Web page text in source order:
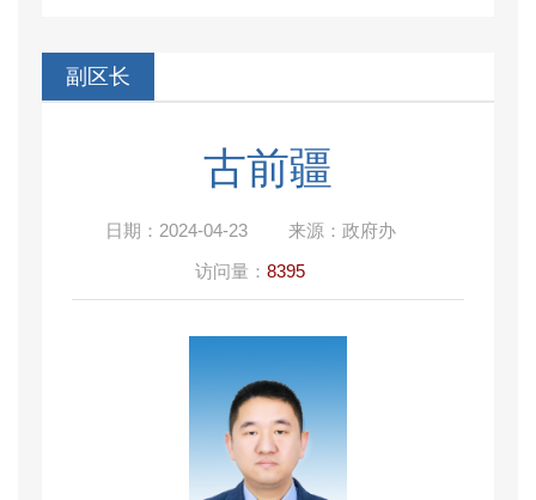
副区长
古前疆
日期： 2024-04-23 来源： 政府办
访问量： 8395